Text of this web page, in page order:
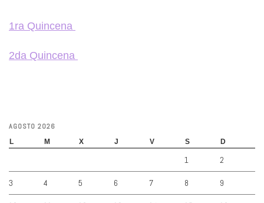
1ra Quincena
2da Quincena
AGOSTO 2026
L M X J V S D
1 2
3 4 5 6 7 8 9